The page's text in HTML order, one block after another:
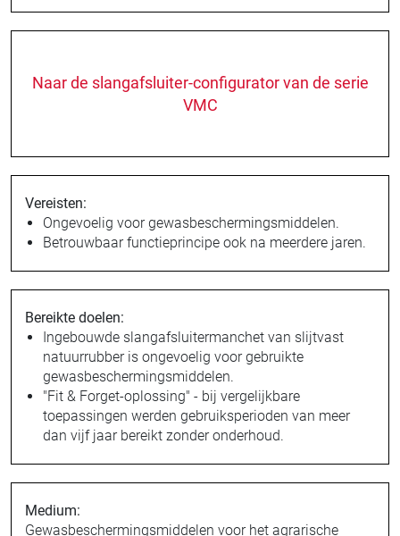
Naar de slangafsluiter-configurator van de serie
VMC
Vereisten:
Ongevoelig voor gewasbeschermingsmiddelen.
Betrouwbaar functieprincipe ook na meerdere jaren.
Bereikte doelen:
Ingebouwde slangafsluitermanchet van slijtvast
natuurrubber is ongevoelig voor gebruikte
gewasbeschermingsmiddelen.
"Fit & Forget-oplossing" - bij vergelijkbare
toepassingen werden gebruiksperioden van meer
dan vijf jaar bereikt zonder onderhoud.
Medium:
Gewasbeschermingsmiddelen voor het agrarische